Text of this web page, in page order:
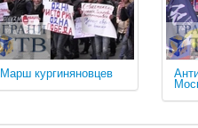
Марш кургиняновцев